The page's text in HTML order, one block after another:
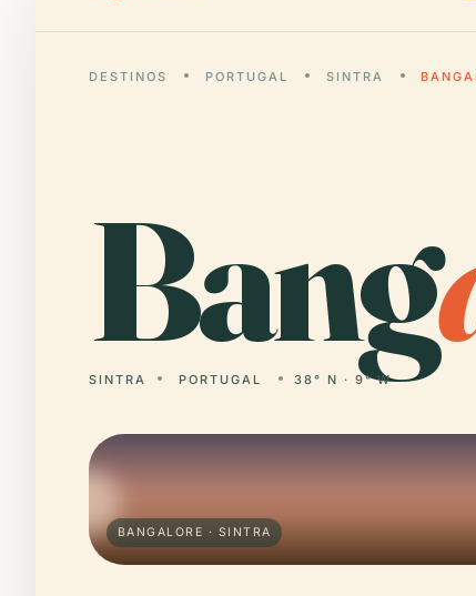
DESTINOS PORTUGAL SINTRA
Bang
SINTRA PORTUGAL 38° N · 9° W
BANGALORE · SINTRA